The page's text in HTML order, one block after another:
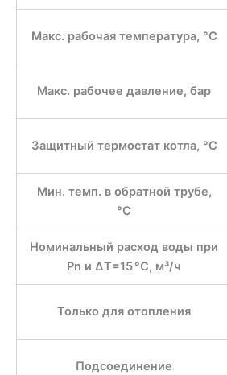
Макс. рабочая температура, °С
Макс. рабочее давление, бар
Защитный термостат котла, °С
Мин. темп. в обратной трубе,
°С
Номинальный расход воды при
Pn и ∆Т=15 °С, м³/ч
Только для отопления
Подсоединение